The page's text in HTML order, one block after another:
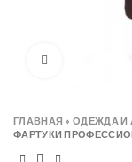
Click to
ГЛАВНАЯ »ОДЕЖДА И
ФАРТУКИ